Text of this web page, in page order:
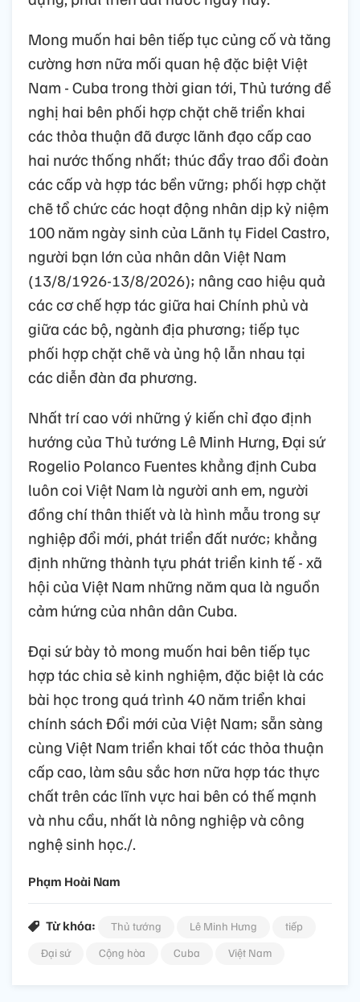
Mong muốn hai bên tiếp tục củng cố và tăng
cường hơn nữa mối quan hệ đặc biệt Việt
Nam - Cuba trong thời gian tới, Thủ tướng đề
nghị hai bên phối hợp chặt chẽ triển khai
các thỏa thuận đã được lãnh đạo cấp cao
hai nước thống nhất; thúc đẩy trao đổi đoàn
các cấp và hợp tác bền vững; phối hợp chặt
chẽ tổ chức các hoạt động nhân dịp kỷ niệm
100 năm ngày sinh của Lãnh tụ Fidel Castro,
người bạn lớn của nhân dân Việt Nam
(13/8/1926-13/8/2026); nâng cao hiệu quả
các cơ chế hợp tác giữa hai Chính phủ và
giữa các bộ, ngành địa phương; tiếp tục
phối hợp chặt chẽ và ủng hộ lẫn nhau tại
các diễn đàn đa phương.
Nhất trí cao với những ý kiến chỉ đạo định
hướng của Thủ tướng Lê Minh Hưng, Đại sứ
Rogelio Polanco Fuentes khẳng định Cuba
luôn coi Việt Nam là người anh em, người
đồng chí thân thiết và là hình mẫu trong sự
nghiệp đổi mới, phát triển đất nước; khẳng
định những thành tựu phát triển kinh tế - xã
hội của Việt Nam những năm qua là nguồn
cảm hứng của nhân dân Cuba.
Đại sứ bày tỏ mong muốn hai bên tiếp tục
hợp tác chia sẻ kinh nghiệm, đặc biệt là các
bài học trong quá trình 40 năm triển khai
chính sách Đổi mới của Việt Nam; sẵn sàng
cùng Việt Nam triển khai tốt các thỏa thuận
cấp cao, làm sâu sắc hơn nữa hợp tác thực
chất trên các lĩnh vực hai bên có thế mạnh
và nhu cầu, nhất là nông nghiệp và công
nghệ sinh học./.
Phạm Hoài Nam
Từ khóa: Thủ tướng Lê Minh Hưng
tiếp
Đại sứ
Cộng hòa Cuba Việt Nam